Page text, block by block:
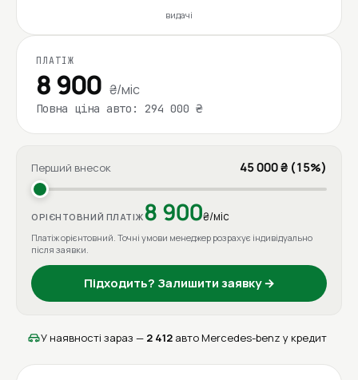
видачі
ПЛАТІЖ
8 900 ₴/міс
Повна ціна авто: 294 000 ₴
Перший внесок 45 000 ₴ (15%)
ОРІЄНТОВНИЙ ПЛАТІЖ8 900₴/міс
Платіж орієнтовний. Точні умови менеджер розрахує індивідуально
після заявки.
Підходить? Залишити заявку →
У наявності зараз — 2 412 авто Mercedes-benz у кредит